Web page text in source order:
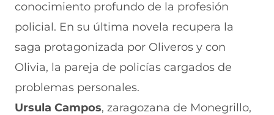
conocimiento profundo de la profesión
policial. En su última novela recupera la
saga protagonizada por Oliveros y con
Olivia, la pareja de policías cargados de
problemas personales.
Ursula Campos, zaragozana de Monegrillo,